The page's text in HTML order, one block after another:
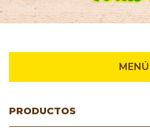
MENÚ
PRODUCTOS